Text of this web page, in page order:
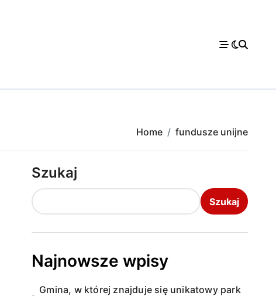
Home fundusze unijne
Szukaj
Szukaj
Najnowsze wpisy
Gmina, w której znajduje się unikatowy park